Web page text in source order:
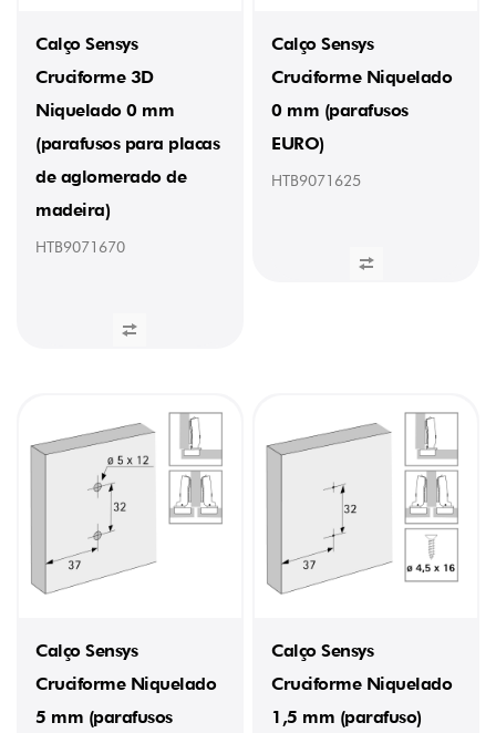
Calço Sensys
Cruciforme 3D
Niquelado 0 mm
(parafusos para placas
de aglomerado de
madeira)
HTB9071670
Calço Sensys
Cruciforme Niquelado
0 mm (parafusos
EURO)
HTB9071625
Calço Sensys
Cruciforme Niquelado
5 mm (parafusos
Calço Sensys
Cruciforme Niquelado
1,5 mm (parafuso)